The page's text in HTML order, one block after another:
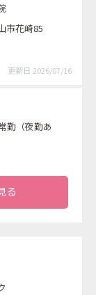
市花崎85
更新日 2026/07/16
勤（夜勤あ
る